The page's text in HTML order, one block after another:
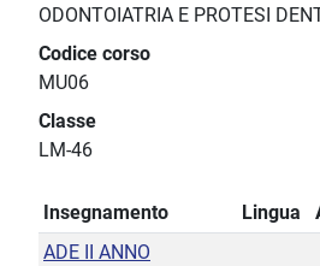
ODONTOIATRIA E PROTESI
Codice corso
MU06
Classe
LM-46
Insegnamento Lingua
ADE II ANNO